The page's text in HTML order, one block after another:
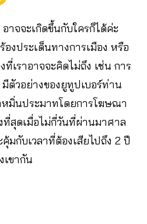
าจจะเกิดขึ้นกับใครก็ได้ค่ะ
งประเด็นทางการเมือง หรือ
เราอาจจะคิดไม่ถึง เช่น การ
ตัวอย่างของยูทูปเบอร์ท่าน
มิ่นประมาทโดยการโฆษณา
ที่สุดเมื่อไม่กี่วันที่ผ่านมาศาล
กับเวลาที่ต้องเสียไปถึง 2 ปี
ขากัน